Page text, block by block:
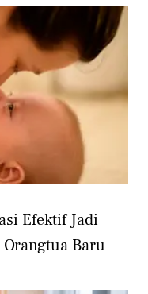
Efektif Jadi
Baru